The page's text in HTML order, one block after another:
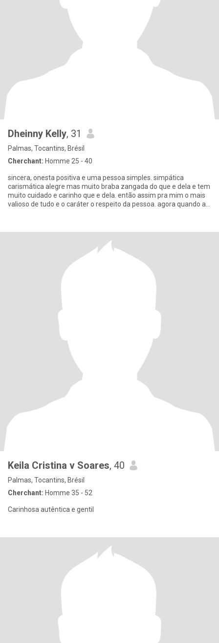
Dheinny Kelly, 31
Palmas, Tocantins, Brésil
Cherchant: Homme 25 - 40
sincera, onesta positiva e uma pessoa simples. simpática
carismática alegre mas muito braba zangada do que e dela e tem
muito cuidado e carinho que e dela. então assim pra mim o mais
valioso de tudo e o caráter o respeito da pessoa. agora quando a
Keila Cristina v Soares, 40
Palmas, Tocantins, Brésil
Cherchant: Homme 35 - 52
Carinhosa autêntica e gentil